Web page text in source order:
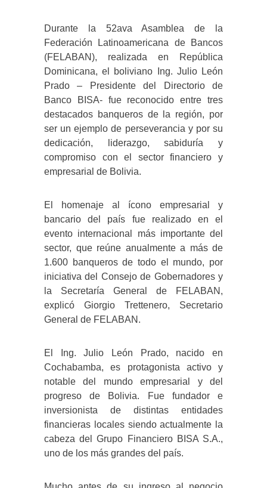
Durante la 52ava Asamblea de la
Federación Latinoamericana de Bancos
(FELABAN), realizada en República
Dominicana, el boliviano Ing. Julio León
Prado – Presidente del Directorio de
Banco BISA- fue reconocido entre tres
destacados banqueros de la región, por
ser un ejemplo de perseverancia y por su
dedicación, liderazgo, sabiduría y
compromiso con el sector financiero y
empresarial de Bolivia.
El homenaje al ícono empresarial y
bancario del país fue realizado en el
evento internacional más importante del
sector, que reúne anualmente a más de
1.600 banqueros de todo el mundo, por
iniciativa del Consejo de Gobernadores y
la Secretaría General de FELABAN,
explicó Giorgio Trettenero, Secretario
General de FELABAN.
El Ing. Julio León Prado, nacido en
Cochabamba, es protagonista activo y
notable del mundo empresarial y del
progreso de Bolivia. Fue fundador e
inversionista de distintas entidades
financieras locales siendo actualmente la
cabeza del Grupo Financiero BISA S.A.,
uno de los más grandes del país.